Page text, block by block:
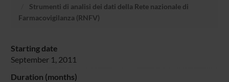
Strumenti di analisi dei dati della Rete nazionale di
Farmacovigilanza (RNFV)
Starting date
September 1, 2011
Duration (months)